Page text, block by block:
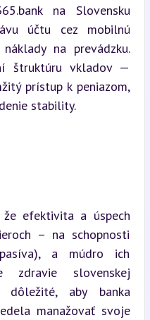
na Slovensku
účtu cez mobilnú
na prevádzku.
štruktúru vkladov —
prístup k peniazom,
stability.
efektivita a úspech
– na schopnosti
a múdro ich
zdravie slovenskej
dôležité, aby banka
manažovať svoje